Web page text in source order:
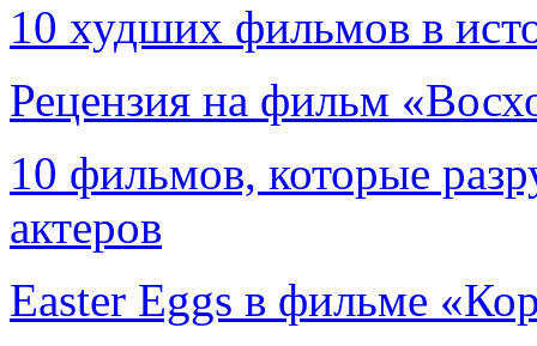
10 худших фильмов в
Рецензия на фильм
10 фильмов, которые
актеров
Easter Eggs в фильме